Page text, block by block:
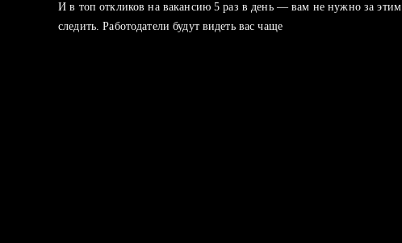
И в топ откликов на вакансию 5 раз в день — вам не нужно за этим
следить. Работодатели будут видеть вас чаще